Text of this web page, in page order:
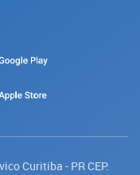
Curitiba - PR CEP: